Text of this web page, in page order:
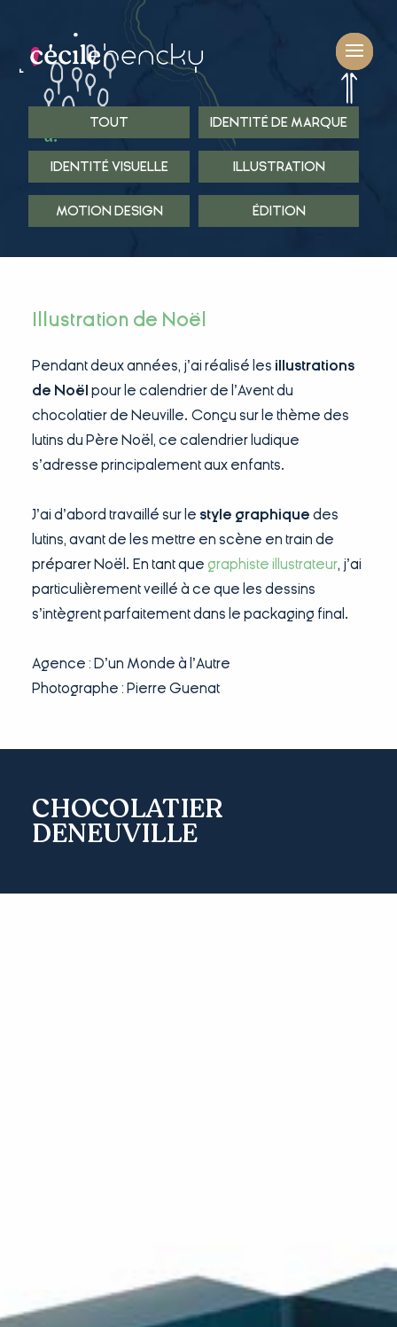
TOUT IDENTITÉ DE MARQUE
IDENTITÉ VISUELLE ILLUSTRATION
MOTION DESIGN ÉDITION
Illustration de Noël
Pendant deux années, j’ai réalisé les illustrations
de Noël pour le calendrier de l’Avent du
chocolatier de Neuville. Conçu sur le thème des
lutins du Père Noël, ce calendrier ludique
s’adresse principalement aux enfants.
J’ai d’abord travaillé sur le style graphique des
lutins, avant de les mettre en scène en train de
préparer Noël. En tant que graphiste illustrateur, j’ai
particulièrement veillé à ce que les dessins
s’intègrent parfaitement dans le packaging final.
Agence : D’un Monde à l’Autre
Photographe : Pierre Guenat
CHOCOLATIER
DENEUVILLE